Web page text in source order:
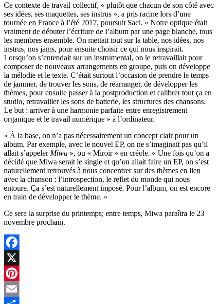
Ce contexte de travail collectif, « plutôt que chacun de son côté avec
ses idées, ses maquettes, ses instrus », a pris racine lors d’une
tournée en France à l’été 2017, poursuit Saci. « Notre optique était
vraiment de débuter l’écriture de l’album par une page blanche, tous
les membres ensemble. On mettait tout sur la table, nos idées, nos
instrus, nos jams, pour ensuite choisir ce qui nous inspirait.
Lorsqu’on s’entendait sur un instrumental, on le retravaillait pour
composer de nouveaux arrangements en groupe, puis on développe
la mélodie et le texte. C’était surtout l’occasion de prendre le temps
de jammer, de trouver les sons, de réarranger, de développer les
thèmes, pour ensuite passer à la postproduction et calibrer tout ça en
studio, retravailler les sons de batterie, les structures des chansons.
Le but : arriver à une harmonie parfaite entre enregistrement
organique et le travail numérique » à l’ordinateur.
« À la base, on n’a pas nécessairement un concept clair pour un
album. Par exemple, avec le nouvel EP, on ne s’imaginait pas qu’il
allait s’appeler Miwa », ou « Miroir » en créole. « Une fois qu’on a
décidé que Miwa serait le single et qu’on allait faire un EP, on s’est
naturellement retrouvés à nous concentrer sur des thèmes en lien
avec la chanson : l’introspection, le reflet du monde qui nous
entoure. Ça s’est naturellement imposé. Pour l’album, on est encore
en train de développer le thème. »
Ce sera la surprise du printemps; entre temps, Miwa paraîtra le 23
novembre prochain.
Facebook
X
Pinterest